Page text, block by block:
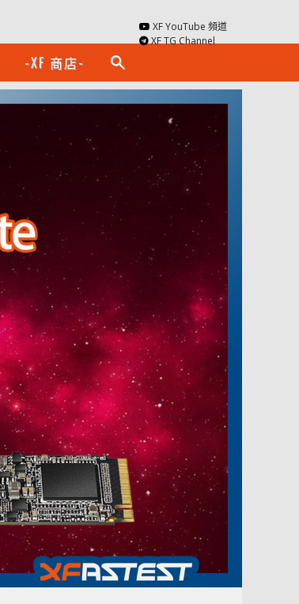
XF YouTube 頻道
XF TG Channel
-XF 商店- search